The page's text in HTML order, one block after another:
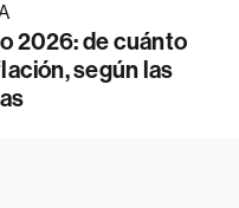
2026: de cuánto
según las